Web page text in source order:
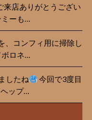
来店ありがとうござい
ミーも…
、コンフィ用に掃除し
ボロネ…
したね
今回で3度目
ップ…